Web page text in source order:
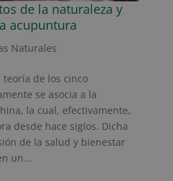
de la naturaleza y
acupuntura
Naturales
teoría de los cinco
se asocia a la
la cual, efectivamente,
desde hace siglos. Dicha
de la salud y bienestar
un...